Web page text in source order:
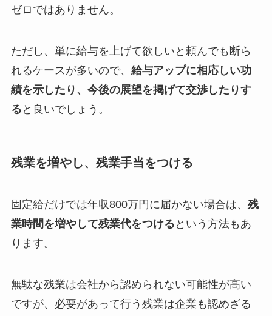
ゼロではありません。
ただし、単に給与を上げて欲しいと頼んでも断ら
れるケースが多いので、 給与アップに相応しい功
績を示したり、今後の展望を掲げて交渉したりす
る と良いでしょう。
残業を増やし、残業手当をつける
固定給だけでは年収800万円に届かない場合は、 残
業時間を増やして残業代をつける という方法もあ
ります。
無駄な残業は会社から認められない可能性が高い
ですが、必要があって行う残業は企業も認めざる